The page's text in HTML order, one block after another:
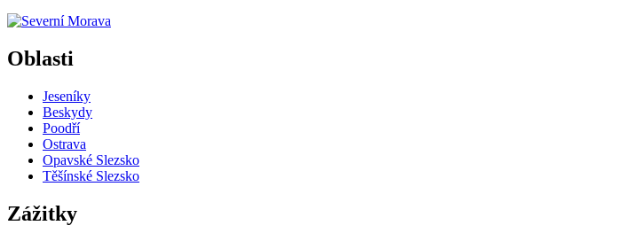
Oblasti
Jeseníky
Beskydy
Poodří
Ostrava
Opavské Slezsko
Těšínské Slezsko
Zážitky